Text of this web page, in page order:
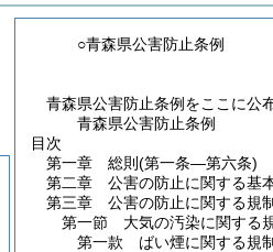
○青森県公害防止条例
青森県公害防止条例をここに公
青森県公害防止条例
目次
第一章
総則 (第一条―第六条)
第二章
公害の防止に関する基
第三章
公害の防止に関する規制
第一節
大気の汚染に関する
第一款
ばい煙に関する規制